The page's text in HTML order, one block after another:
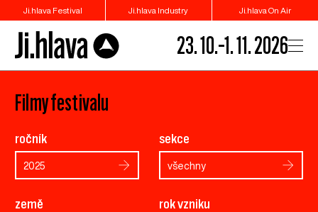
Ji.hlava Festival Ji.hlava Industry Ji.hlava On Air
23. 10.–1. 11. 2026
Filmy festivalu
ročník
2025
sekce
všechny
země rok vzniku